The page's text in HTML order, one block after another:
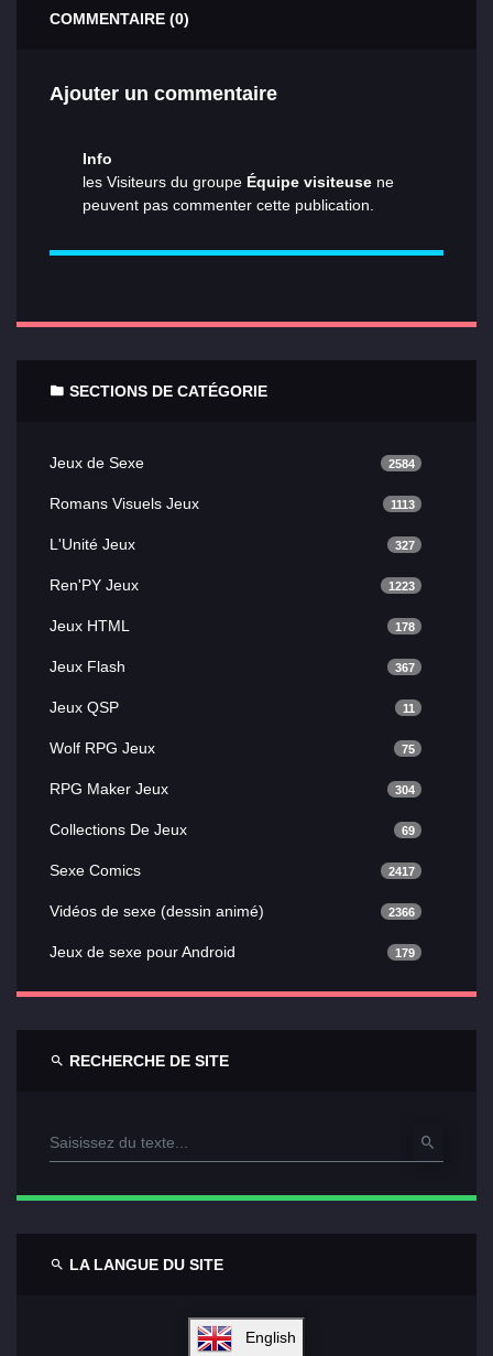
COMMENTAIRE (0)
Ajouter un commentaire
Info
les Visiteurs du groupe Équipe visiteuse ne
peuvent pas commenter cette publication.
SECTIONS DE CATÉGORIE
Jeux de Sexe 2584
Romans Visuels Jeux 1113
L'Unité Jeux 327
Ren'PY Jeux 1223
Jeux HTML 178
Jeux Flash 367
Jeux QSP 11
Wolf RPG Jeux 75
RPG Maker Jeux 304
Collections De Jeux 69
Sexe Comics 2417
Vidéos de sexe (dessin animé) 2366
Jeux de sexe pour Android 179
RECHERCHE DE SITE
LA LANGUE DU SITE
English